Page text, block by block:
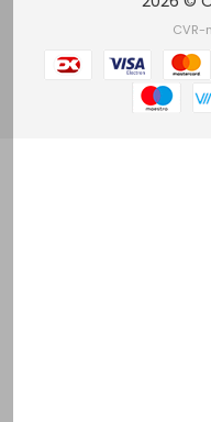
CVR-